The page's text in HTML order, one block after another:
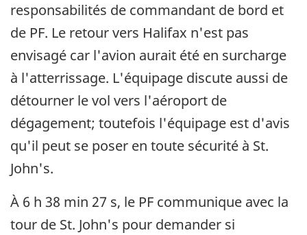
responsabilités de commandant de bord et
de PF. Le retour vers Halifax n'est pas
envisagé car l'avion aurait été en surcharge
à l'atterrissage. L'équipage discute aussi de
détourner le vol vers l'aéroport de
dégagement; toutefois l'équipage est d'avis
qu'il peut se poser en toute sécurité à St.
John's.
À 6 h 38 min 27 s, le PF communique avec la
tour de St. John's pour demander si